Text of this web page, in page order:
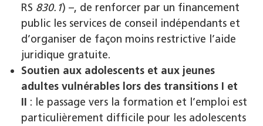
RS 830.1) –, de renforcer par un financement
public les services de conseil indépendants et
d’organiser de façon moins restrictive l’aide
juridique gratuite.
Soutien aux adolescents et aux jeunes
adultes vulnérables lors des transitions I et
II : le passage vers la formation et l’emploi est
particulièrement difficile pour les adolescents